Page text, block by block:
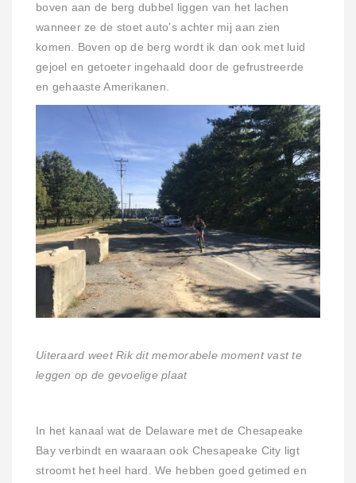
boven aan de berg dubbel liggen van het lachen
wanneer ze de stoet auto’s achter mij aan zien
komen. Boven op de berg wordt ik dan ook met luid
gejoel en getoeter ingehaald door de gefrustreerde
en gehaaste Amerikanen.
Uiteraard weet Rik dit memorabele moment vast te
leggen op de gevoelige plaat
In het kanaal wat de Delaware met de Chesapeake
Bay verbindt en waaraan ook Chesapeake City ligt
stroomt het heel hard. We hebben goed getimed en